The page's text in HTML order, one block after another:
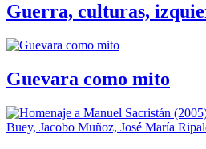
Guerra, culturas,
Guevara como mito